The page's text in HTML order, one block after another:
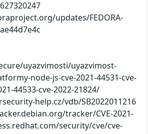
updates/FEDORA-
uyazvimosti/uyazvimost-
node-js-cve-2021-44531-cve-
44533-cve-2022-21824/
help.cz/vdb/SB2022011216
tracker/CVE-2021-
security/cve/cve-